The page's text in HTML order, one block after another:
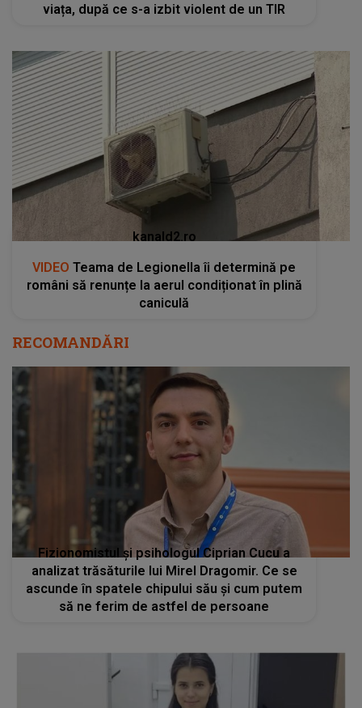
viața, după ce s-a izbit violent de un TIR
kanald2.ro
VIDEO Teama de Legionella îi determină pe
români să renunțe la aerul condiționat în plină
caniculă
RECOMANDĂRI
Fizionomistul și psihologul Ciprian Cucu a
analizat trăsăturile lui Mirel Dragomir. Ce se
ascunde în spatele chipului său și cum putem
să ne ferim de astfel de persoane